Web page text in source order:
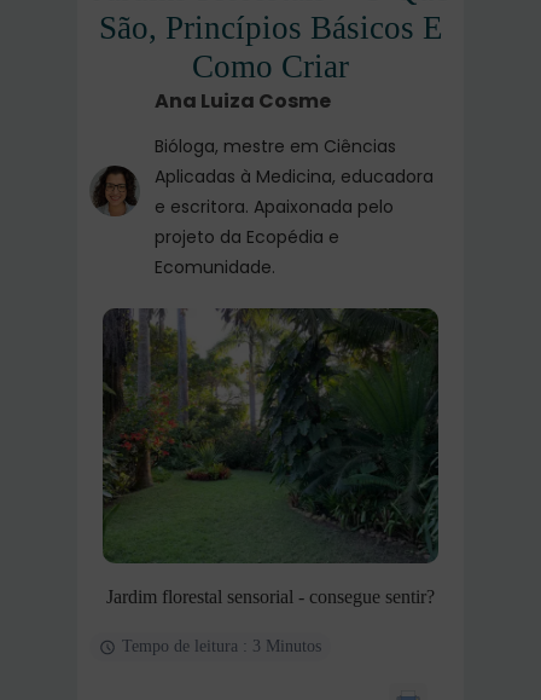
São, Princípios Básicos E
Como Criar
Ana Luiza Cosme
Bióloga, mestre em Ciências
Aplicadas à Medicina, educadora
e escritora. Apaixonada pelo
projeto da Ecopédia e
Ecomunidade.
Jardim florestal sensorial - consegue sentir?
Tempo de leitura : 3 Minutos